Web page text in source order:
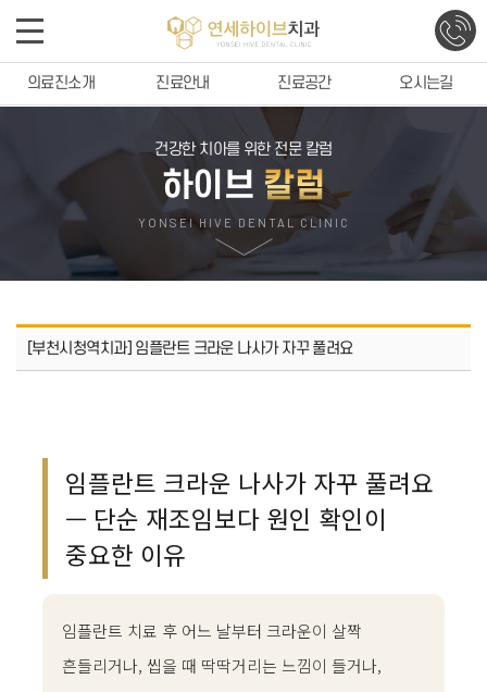
의료진소개 진료안내 진료공간 오시는길
건강한 치아를 위한 전문 칼럼
하이브 칼럼
YONSEI HIVE DENTAL CLINIC
[부천시청역치과] 임플란트 크라운 나사가 자꾸 풀려요
임플란트 크라운 나사가 자꾸 풀려요
— 단순 재조임보다 원인 확인이
중요한 이유
임플란트 치료 후 어느 날부터 크라운이 살짝
흔들리거나, 씹을 때 딱딱거리는 느낌이 들거나,